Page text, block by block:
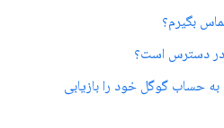
بگیرم؟
در دسترس است؟
حساب گوگل خود را بازیابی